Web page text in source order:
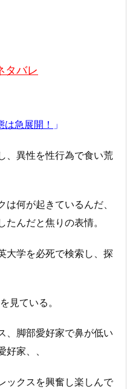
タバレ
急展開！ 」
、異性を性行為で食い荒
何が起きているんだ、
んだと焦りの表情。
大学を必死で検索し、探
見ている。
、脚部愛好家で鼻が低い
家、、
ックスを興奮し楽しんで